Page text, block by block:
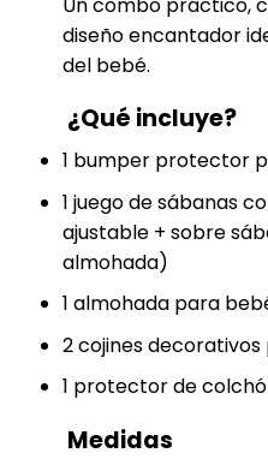
diseño encantador
del bebé.
¿Qué incluye?
1 bumper protector
1 juego de sábanas
ajustable + sobre
almohada)
1 almohada para
2 cojines
1 protector de
Medidas